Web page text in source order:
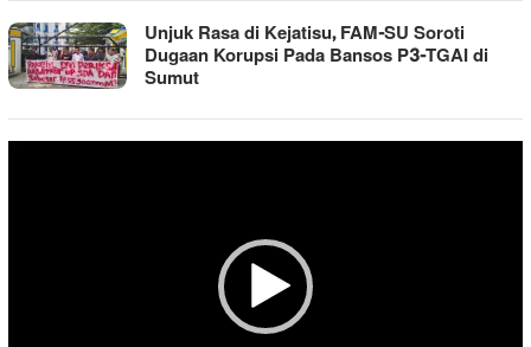
Unjuk Rasa di Kejatisu, FAM-SU Soroti
Dugaan Korupsi Pada Bansos P3-TGAI di
Sumut